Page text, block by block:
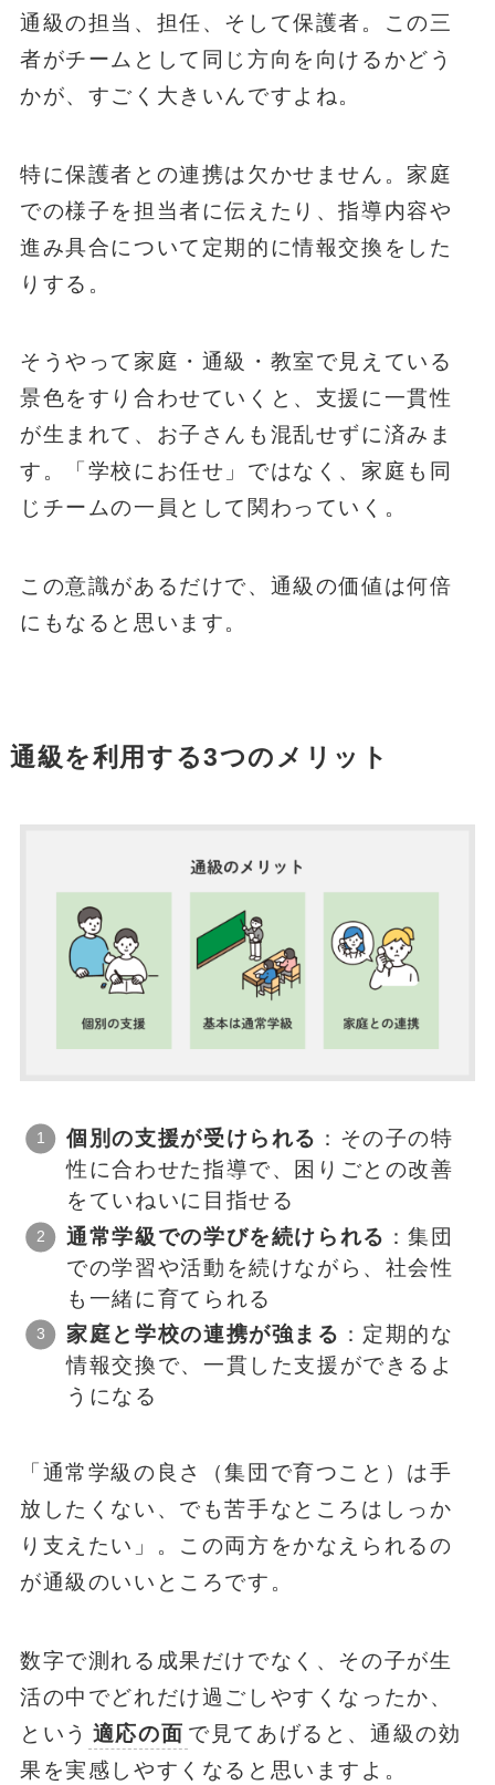
通級の担当、担任、そして保護者。この三
者がチームとして同じ方向を向けるかどう
かが、すごく大きいんですよね。
特に保護者との連携は欠かせません。家庭
での様子を担当者に伝えたり、指導内容や
進み具合について定期的に情報交換をした
りする。
そうやって家庭・通級・教室で見えている
景色をすり合わせていくと、支援に一貫性
が生まれて、お子さんも混乱せずに済みま
す。「学校にお任せ」ではなく、家庭も同
じチームの一員として関わっていく。
この意識があるだけで、通級の価値は何倍
にもなると思います。
通級を利用する3つのメリット
個別の支援が受けられる ：その子の特
性に合わせた指導で、困りごとの改善
をていねいに目指せる
通常学級での学びを続けられる ：集団
での学習や活動を続けながら、社会性
も一緒に育てられる
家庭と学校の連携が強まる ：定期的な
情報交換で、一貫した支援ができるよ
うになる
「通常学級の良さ（集団で育つこと）は手
放したくない、でも苦手なところはしっか
り支えたい」。この両方をかなえられるの
が通級のいいところです。
数字で測れる成果だけでなく、その子が生
活の中でどれだけ過ごしやすくなったか、
という 適応の面 で見てあげると、通級の効
果を実感しやすくなると思いますよ。